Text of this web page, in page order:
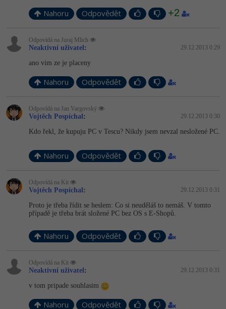
Nahoru Odpovědět +2
Odpovídá na Juraj Mlich
Neaktivní uživatel : 29.12.2013 0:29
ano vim ze je placeny
Nahoru Odpovědět
Odpovídá na Jan Vargovský
Vojtěch Pospíchal : 29.12.2013 0:30
Kdo řekl, že kupuju PC v Tescu? Nikdy jsem nevzal nesložené PC.
Nahoru Odpovědět
Odpovídá na Kit
Vojtěch Pospíchal : 29.12.2013 0:31
Proto je třeba řídit se heslem: Co si neuděláš to nemáš. V tomto
případě je třeba brát složené PC bez OS s E-Shopů.
Nahoru Odpovědět
Odpovídá na Kit
Neaktivní uživatel : 29.12.2013 0:31
v tom pripade souhlasim
Nahoru Odpovědět